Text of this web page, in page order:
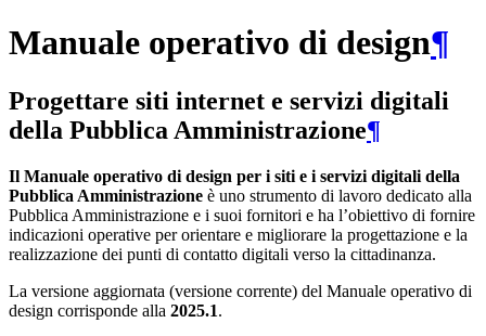
Manuale operativo di design¶
Progettare siti internet e servizi digitali
della Pubblica Amministrazione¶
Il Manuale operativo di design per i siti e i servizi digitali della
Pubblica Amministrazione è uno strumento di lavoro dedicato alla
Pubblica Amministrazione e i suoi fornitori e ha l’obiettivo di fornire
indicazioni operative per orientare e migliorare la progettazione e la
realizzazione dei punti di contatto digitali verso la cittadinanza.
La versione aggiornata (versione corrente) del Manuale operativo di
design corrisponde alla 2025.1.